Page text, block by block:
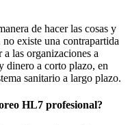
de hacer las cosas y
existe una contrapartida
las organizaciones a
dinero a corto plazo, en
sanitario a largo plazo.
HL7 profesional?